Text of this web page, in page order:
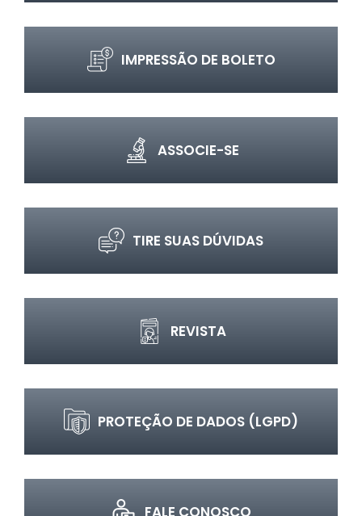
IMPRESSÃO DE BOLETO
ASSOCIE-SE
TIRE SUAS DÚVIDAS
REVISTA
PROTEÇÃO DE DADOS (LGPD)
FALE CONOSCO